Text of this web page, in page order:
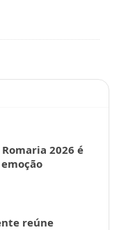
Romaria 2026 é
reúne